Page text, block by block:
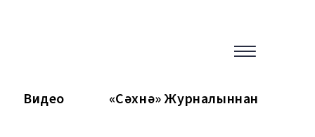
Видео «Сәхнә» Журналыннан